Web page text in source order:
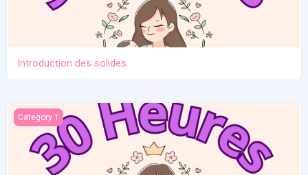
Introduction des solides
Le code de commercialisation des substituts de lait maternel
Category 1